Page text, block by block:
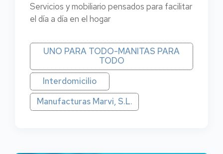
Servicios y mobiliario pensados para facilitar
el día a día en el hogar
UNO PARA TODO-MANITAS PARA
TODO
Interdomicilio
Manufacturas Marvi, S.L.